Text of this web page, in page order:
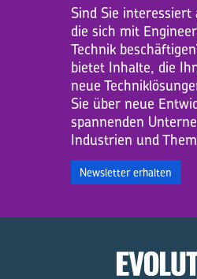
Sind Sie interessiert
die sich mit
Technik
bietet Inhalte, die
neue
Sie über neue
spannenden
Industrien und
Newsletter erhalten